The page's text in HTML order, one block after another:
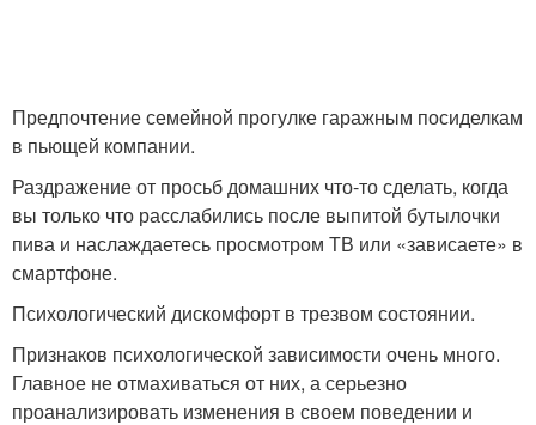
Предпочтение семейной прогулке гаражным посиделкам
в пьющей компании.
Раздражение от просьб домашних что-то сделать, когда
вы только что расслабились после выпитой бутылочки
пива и наслаждаетесь просмотром ТВ или «зависаете» в
смартфоне.
Психологический дискомфорт в трезвом состоянии.
Признаков психологической зависимости очень много.
Главное не отмахиваться от них, а серьезно
проанализировать изменения в своем поведении и